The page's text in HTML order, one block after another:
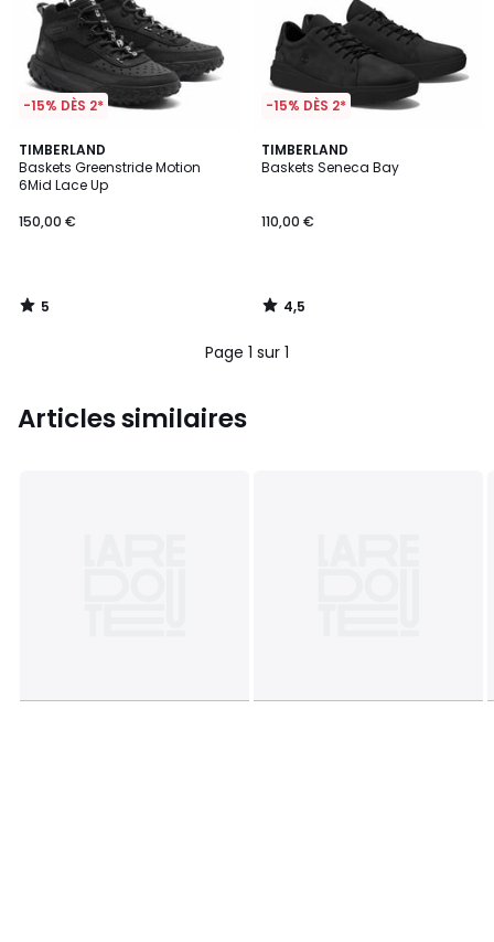
-15% DÈS 2*
TIMBERLAND
Baskets Greenstride Motion
6Mid Lace Up
150,00 €
5
/
5
5
/
-15% DÈS 2*
TIMBERLAND
Baskets Seneca Bay
110,00 €
4,5
/ 5
4,5
/
Page 1 sur 1
Articles similaires